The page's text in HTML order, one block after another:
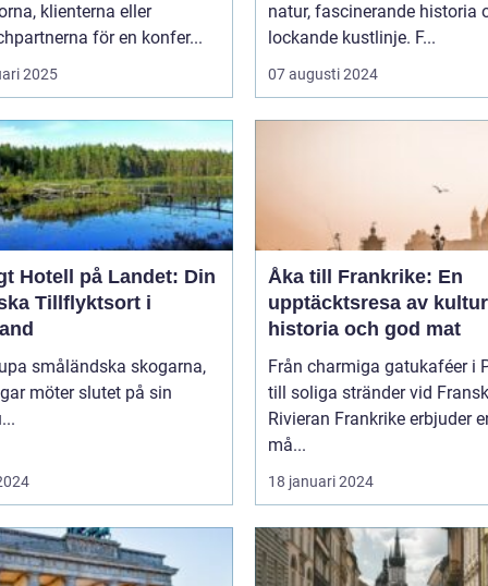
klienterna eller
för en konfer...
2025
natur, fascinerande historia
lockande kustlinje. F...
07 augusti 2024
Hotell på Landet: Din
Tillflyktsort i
småländska skogarna,
möter slutet på sin
Åka till Frankrike: En
upptäcktsresa av
historia och god mat
Från charmiga gatukaféer i
till soliga stränder vid
Rivieran Frankrike erbjuder en
må...
18 januari 2024